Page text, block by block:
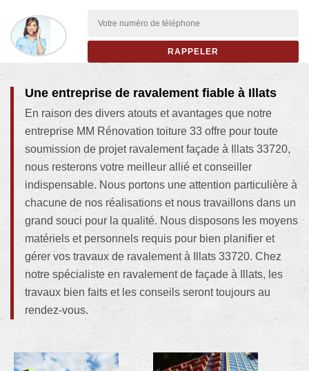
Une entreprise de ravalement fiable à Illats
En raison des divers atouts et avantages que notre
entreprise MM Rénovation toiture 33 offre pour toute
soumission de projet ravalement façade à Illats 33720,
nous resterons votre meilleur allié et conseiller
indispensable. Nous portons une attention particulière à
chacune de nos réalisations et nous travaillons dans un
grand souci pour la qualité. Nous disposons les moyens
matériels et personnels requis pour bien planifier et
gérer vos travaux de ravalement à Illats 33720. Chez
notre spécialiste en ravalement de façade à Illats, les
travaux bien faits et les conseils seront toujours au
rendez-vous.